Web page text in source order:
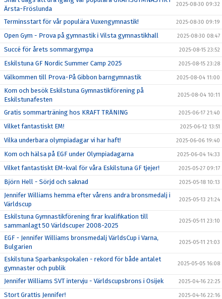
Ärsta-Fröslunda
2025-08-30 09:32
Terminsstart för vår populära Vuxengymnastik! 2025-08-30 09:19
Open Gym - Prova på gymnastik i Vilsta gymnastikhall 2025-08-30 08:47
Succé för årets sommargympa 2025-08-15 23:52
Eskilstuna GF Nordic Summer Camp 2025 2025-08-15 23:28
Välkommen till Prova-På Gibbon barngymnastik 2025-08-04 11:00
Kom och besök Eskilstuna Gymnastikförening på
Eskilstunafesten
2025-08-04 10:11
Gratis sommarträning hos KRAFT TRÄNING 2025-06-17 21:40
Vilket fantastiskt EM! 2025-06-12 13:51
Vilka underbara olympiadagar vi har haft! 2025-06-06 19:40
Kom och hälsa på EGF under Olympiadagarna 2025-06-04 14:33
Vilket fantastiskt EM-kval för våra Eskilstuna GF tjejer! 2025-05-27 09:17
Björn Hell - Sörjd och saknad 2025-05-18 10:13
Jennifer Williams hemma efter vårens andra bronsmedalj i
Världscup
2025-05-13 21:24
Eskilstuna Gymnastikförening firar kvalifikation till
sammanlagt 50 Världscuper 2008-2025
2025-05-11 23:10
EGF - Jennifer Williams bronsmedalj VärldsCup i Varna,
Bulgarien
2025-05-11 21:03
Eskilstuna Sparbankspokalen - rekord för både antalet
gymnaster och publik
2025-05-05 16:08
Jennifer Williams SVT intervju - Världscupsbrons i Osijek 2025-04-16 22:25
Stort Grattis Jennifer! 2025-04-16 22:16